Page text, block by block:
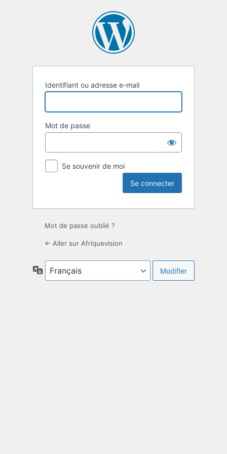
Identifiant ou adresse e-mail
Mot de passe
Se souvenir de moi
Mot de passe oublié ?
← Aller sur Afriquevision
Langue